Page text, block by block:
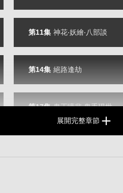
第11集 神花‧妖繪‧八部談
第14集 絕路逢劫
第17集 鬼王嚎悲‧鬼手現世
展開完整章節